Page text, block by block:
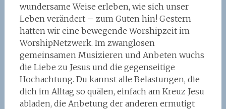
wundersame Weise erleben, wie sich unser
Leben verändert – zum Guten hin! Gestern
hatten wir eine bewegende Worshipzeit im
WorshipNetzwerk. Im zwanglosen
gemeinsamen Musizieren und Anbeten wuchs
die Liebe zu Jesus und die gegenseitige
Hochachtung. Du kannst alle Belastungen, die
dich im Alltag so quälen, einfach am Kreuz Jesu
abladen, die Anbetung der anderen ermutigt